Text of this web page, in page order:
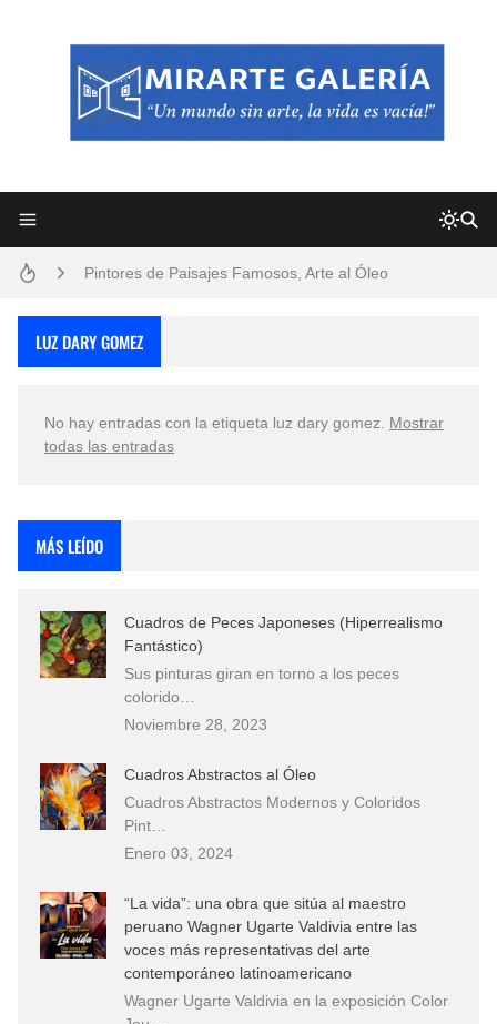
Pintores de Paisajes Famosos, Arte al Óleo
Que significan los cuadros de negras africanas?
El mundo del arte en pintura surrealista
LUZ DARY GOMEZ
No hay entradas con la etiqueta luz dary gomez
Mostrar
todas las entradas
MÁS LEÍDO
Cuadros de Peces Japoneses (Hiperrealismo
Fantástico)
Sus pinturas giran en torno a los peces
colorido…
Noviembre 28, 2023
Cuadros Abstractos al Óleo
Cuadros Abstractos Modernos y Coloridos
Pint…
Enero 03, 2024
“La vida”: una obra que sitúa al maestro
peruano Wagner Ugarte Valdivia entre las
voces más representativas del arte
contemporáneo latinoamericano
Wagner Ugarte Valdivia en la exposición Color